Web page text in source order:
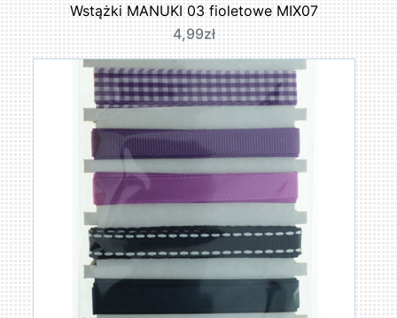
Wstążki MANUKI 03 fioletowe MIX07
4,99zł